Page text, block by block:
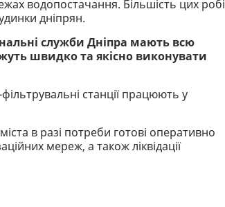
водопостачання. Більшість цих
дніпрян.
служби Дніпра мають всю
швидко та якісно виконувати
станції працюють у
в разі потреби готові оперативно
мереж, а також ліквідації